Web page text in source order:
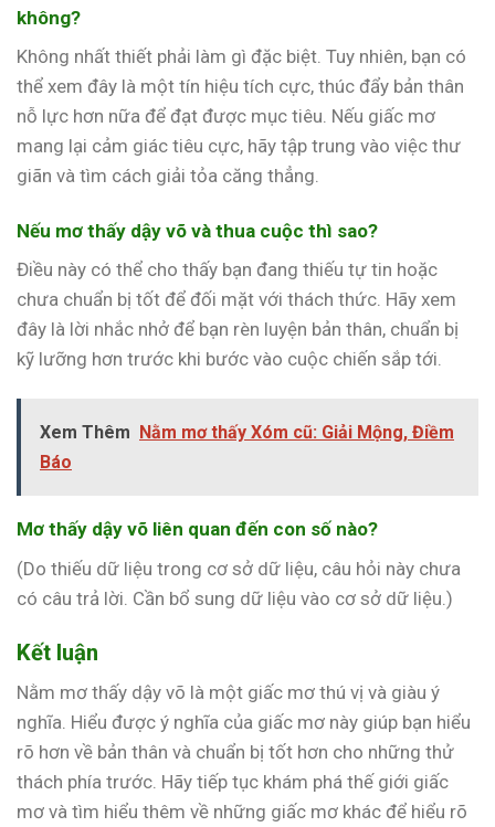
không?
Không nhất thiết phải làm gì đặc biệt. Tuy nhiên, bạn có
thể xem đây là một tín hiệu tích cực, thúc đẩy bản thân
nỗ lực hơn nữa để đạt được mục tiêu. Nếu giấc mơ
mang lại cảm giác tiêu cực, hãy tập trung vào việc thư
giãn và tìm cách giải tỏa căng thẳng.
Nếu mơ thấy dậy võ và thua cuộc thì sao?
Điều này có thể cho thấy bạn đang thiếu tự tin hoặc
chưa chuẩn bị tốt để đối mặt với thách thức. Hãy xem
đây là lời nhắc nhở để bạn rèn luyện bản thân, chuẩn bị
kỹ lưỡng hơn trước khi bước vào cuộc chiến sắp tới.
Xem Thêm Nằm mơ thấy Xóm cũ: Giải Mộng, Điềm
Báo
Mơ thấy dậy võ liên quan đến con số nào?
(Do thiếu dữ liệu trong cơ sở dữ liệu, câu hỏi này chưa
có câu trả lời. Cần bổ sung dữ liệu vào cơ sở dữ liệu.)
Kết luận
Nằm mơ thấy dậy võ là một giấc mơ thú vị và giàu ý
nghĩa. Hiểu được ý nghĩa của giấc mơ này giúp bạn hiểu
rõ hơn về bản thân và chuẩn bị tốt hơn cho những thử
thách phía trước. Hãy tiếp tục khám phá thế giới giấc
mơ và tìm hiểu thêm về những giấc mơ khác để hiểu rõ